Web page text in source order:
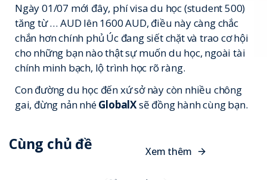
Ngày 01/07 mới đây, phí visa du học (student 500)
tăng từ … AUD lên 1600 AUD, điều này càng chắc
chắn hơn chính phủ Úc đang siết chặt và trao cơ hội
cho những bạn nào thật sự muốn du học, ngoài tài
chính minh bạch, lộ trình học rõ ràng.
Con đường du học đến xứ sở này còn nhiều chông
gai, đừng nản nhéGlobalXsẽ đồng hành cùng bạn.
Cùng chủ đề Xem thêm